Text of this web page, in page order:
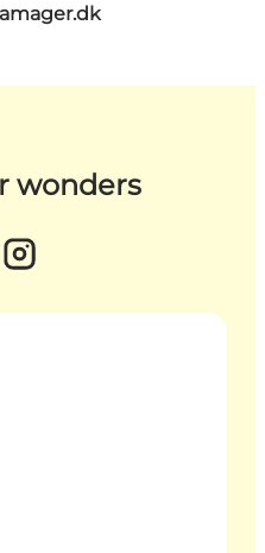
wonders